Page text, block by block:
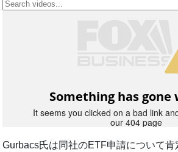
Gurbacs氏は同社のETF申請について